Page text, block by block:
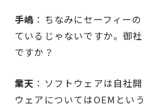
手嶋 ：ちなみにセーフィー
ているじゃないですか。御
ですか？
業天 ：ソフトウェアは自社
ウェアについてはOEMとい